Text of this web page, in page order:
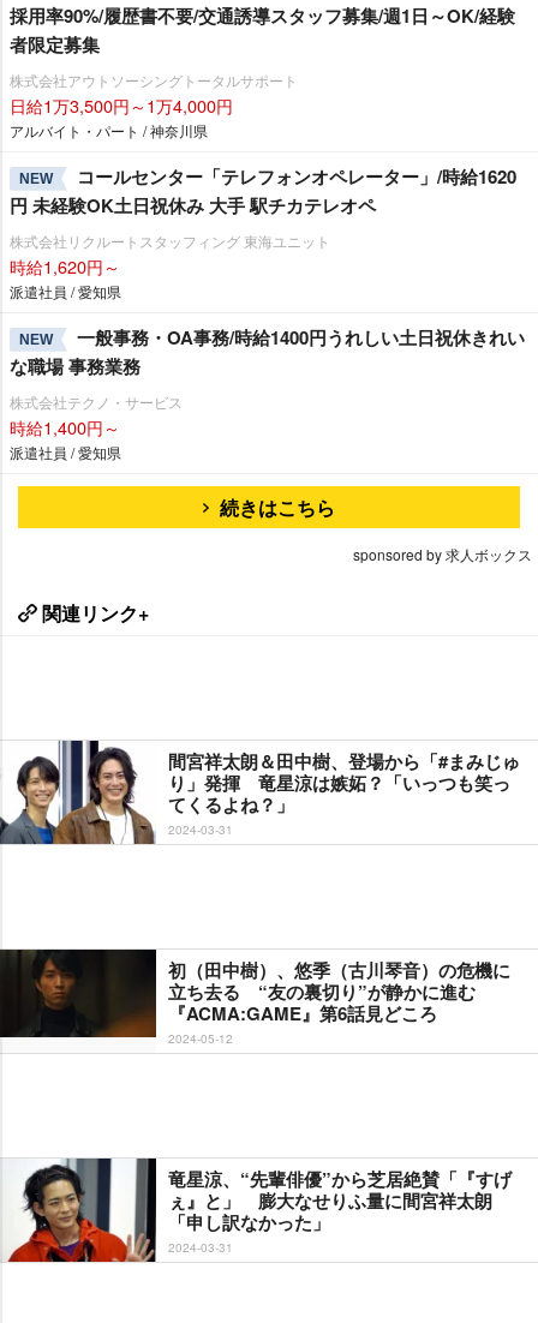
採用率90%/履歴書不要/交通誘導スタッフ募集/週1日～OK/経験
者限定募集
株式会社アウトソーシングトータルサポート
日給1万3,500円～1万4,000円
アルバイト・パート / 神奈川県
NEW
コールセンター「テレフォンオペレーター」/時給1620
円 未経験OK土日祝休み 大手 駅チカテレオペ
株式会社リクルートスタッフィング 東海ユニット
時給1,620円～
派遣社員 / 愛知県
NEW
一般事務・OA事務/時給1400円うれしい土日祝休きれい
な職場 事務業務
株式会社テクノ・サービス
時給1,400円～
派遣社員 / 愛知県
続きはこちら
sponsored by 求人ボックス
関連リンク+
間宮祥太朗＆田中樹、登場から「#まみじゅ
り」発揮 竜星涼は嫉妬？「いっつも笑っ
てくるよね？」
2024-03-31
初（田中樹）、悠季（古川琴音）の危機に
立ち去る “友の裏切り”が静かに進む
『ACMA:GAME』第6話見どころ
2024-05-12
竜星涼、“先輩俳優”から芝居絶賛「『すげ
ぇ』と」 膨大なせりふ量に間宮祥太朗
「申し訳なかった」
2024-03-31